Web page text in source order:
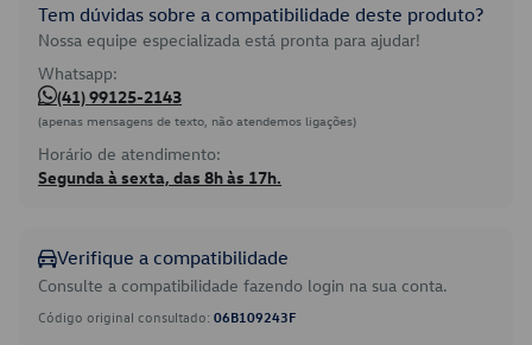
Tem dúvidas sobre a compatibilidade deste produto?
Nossa equipe especializada está pronta para ajudar!
Whatsapp:
(41) 99125-2143
(apenas mensagens de texto, não atendemos ligações)
Horário de atendimento:
Segunda à sexta, das 8h às 17h.
Verifique a compatibilidade
Consulte a compatibilidade fazendo login na sua conta.
Código original consultado: 06B109243F